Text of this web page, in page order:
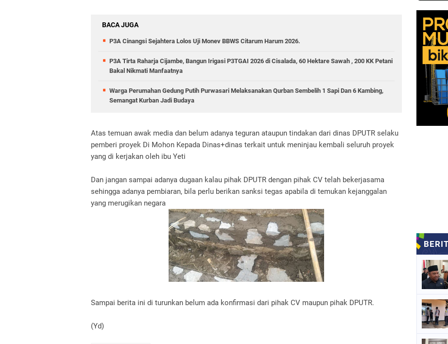
BACA JUGA
P3A Cinangsi Sejahtera Lolos Uji Monev BBWS Citarum Harum 2026.
P3A Tirta Raharja Cijambe, Bangun Irigasi P3TGAI 2026 di Cisalada, 60 Hektare Sawah , 200 KK Petani
Bakal Nikmati Manfaatnya
Warga Perumahan Gedung Putih Purwasari Melaksanakan Qurban Sembelih 1 Sapi Dan 6 Kambing,
Semangat Kurban Jadi Budaya
Atas temuan awak media dan belum adanya teguran ataupun tindakan dari dinas DPUTR selaku
pemberi proyek Di Mohon Kepada Dinas+dinas terkait untuk meninjau kembali seluruh proyek
yang di kerjakan oleh ibu Yeti
Dan jangan sampai adanya dugaan kalau pihak DPUTR dengan pihak CV telah bekerjasama
sehingga adanya pembiaran, bila perlu berikan sanksi tegas apabila di temukan kejanggalan
yang merugikan negara
Sampai berita ini di turunkan belum ada konfirmasi dari pihak CV maupun pihak DPUTR.
(Yd)